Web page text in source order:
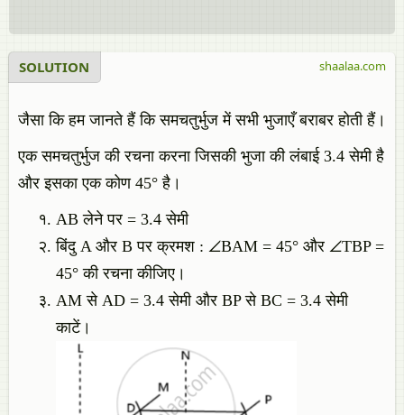
SOLUTION
जैसा कि हम जानते हैं कि समचतुर्भुज में सभी भुजाएँ बराबर होती हैं।
एक समचतुर्भुज की रचना करना जिसकी भुजा की लंबाई 3.4 सेमी है
और इसका एक कोण 45° है।
AB लेने पर = 3.4 सेमी
बिंदु A और B पर क्रमश : ∠BAM = 45° और ∠TBP =
45° की रचना कीजिए।
AM से AD = 3.4 सेमी और BP से BC = 3.4 सेमी
काटें।
shaalaa.com